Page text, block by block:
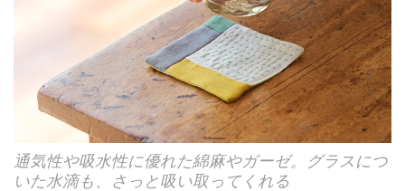
通気性や吸水性に優れた綿麻やガーゼ。グラスにつ
いた水滴も、さっと吸い取ってくれる